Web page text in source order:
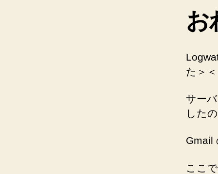
お
た＞
サー
した
Gmail
ここ